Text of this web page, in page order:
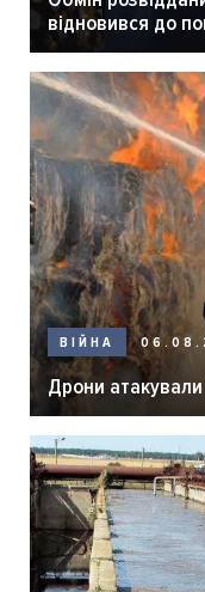
відновився до
ВІЙНА
Дрони